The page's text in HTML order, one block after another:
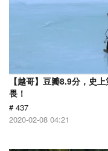
【越哥】豆瓣8.9分，史
畏！
# 437
2020-02-08 04:21